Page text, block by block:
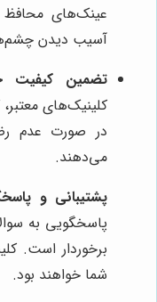
عینک‌های
آسیب دیدن چشم‌ها
تضمین کیفیت
کلینیک‌های
در صورت عدم
می‌دهند.
پشتیبانی و
پاسخگویی به
برخوردار است.
شما خواهند بود.